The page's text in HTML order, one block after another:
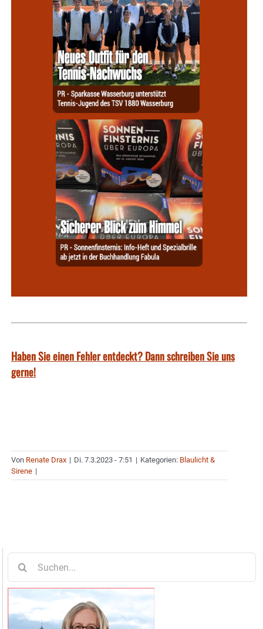
Haben Sie einen Fehler entdeckt? Dann schreiben Sie uns
gerne!
Von Renate Drax | Di. 7.3.2023 - 7:51 | Kategorien: Blaulicht &
Sirene |
nach: